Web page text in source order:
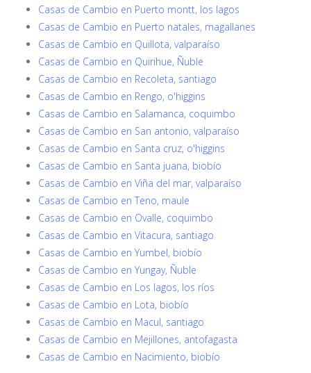
Casas de Cambio en Puerto montt, los lagos
Casas de Cambio en Puerto natales, magallanes
Casas de Cambio en Quillota, valparaíso
Casas de Cambio en Quirihue, Ñuble
Casas de Cambio en Recoleta, santiago
Casas de Cambio en Rengo, o'higgins
Casas de Cambio en Salamanca, coquimbo
Casas de Cambio en San antonio, valparaíso
Casas de Cambio en Santa cruz, o'higgins
Casas de Cambio en Santa juana, biobío
Casas de Cambio en Viña del mar, valparaíso
Casas de Cambio en Teno, maule
Casas de Cambio en Ovalle, coquimbo
Casas de Cambio en Vitacura, santiago
Casas de Cambio en Yumbel, biobío
Casas de Cambio en Yungay, Ñuble
Casas de Cambio en Los lagos, los ríos
Casas de Cambio en Lota, biobío
Casas de Cambio en Macul, santiago
Casas de Cambio en Mejillones, antofagasta
Casas de Cambio en Nacimiento, biobío